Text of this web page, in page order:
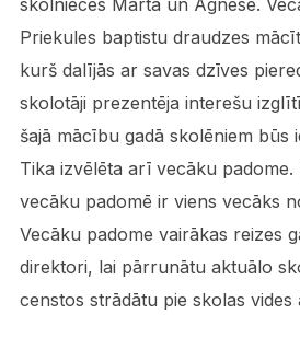
Priekules baptistu draudzes
kurš dalījās ar savas dzīves
skolotāji prezentēja interešu
šajā mācību gadā skolēniem būs
Tika izvēlēta arī vecāku padome.
vecāku padomē ir viens vecāks
Vecāku padome vairākas reizes
direktori, lai pārrunātu aktuālo
censtos strādātu pie skolas vides